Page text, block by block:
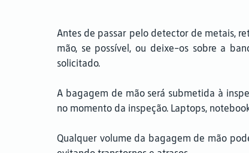
Antes de passar pelo detector de metais,
mão, se possível, ou deixe-os sobre a
solicitado.
A bagagem de mão será submetida à
no momento da inspeção. Laptops,
Qualquer volume da bagagem de mão